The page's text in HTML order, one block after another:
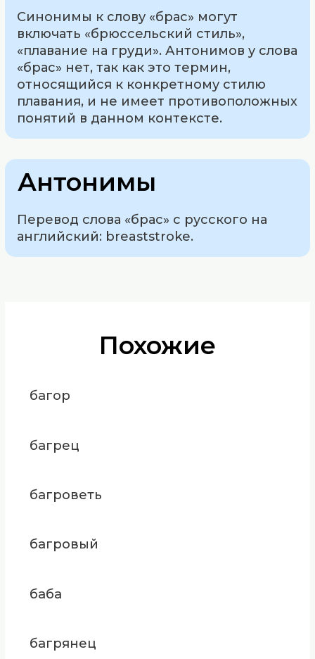
Синонимы к слову «брас» могут
включать «брюссельский стиль»,
«плавание на груди». Антонимов у слова
«брас» нет, так как это термин,
относящийся к конкретному стилю
плавания, и не имеет противоположных
понятий в данном контексте.
Антонимы
Перевод слова «брас» с русского на
английский: breaststroke.
Похожие
багор
багрец
багроветь
багровый
баба
багрянец